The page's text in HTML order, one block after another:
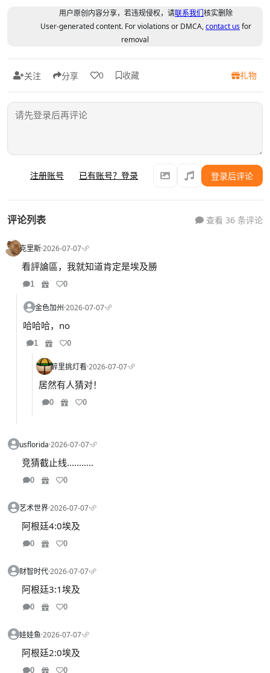
用户原创内容分享，若违规侵权，请联系我们核实删除
User-generated content. For violations or DMCA,contact usfor
removal
关注 分享 0 收藏 礼物
注册账号 已有账号？登录 登录后评论
评论列表 查看 36 条评论
克里斯·2026-07-07·
看評論區，我就知道肯定是埃及勝
1 0
金色加州·2026-07-07·
哈哈哈，no
1 0
醉里挑灯看·2026-07-07·
居然有人猜对！
0 0
usflorida·2026-07-07·
竞猜截止线...........
0 0
艺术世界·2026-07-07·
阿根廷4:0埃及
0 0
财智时代·2026-07-07·
阿根廷3:1埃及
0 0
娃娃鱼·2026-07-07·
阿根廷2:0埃及
0 0